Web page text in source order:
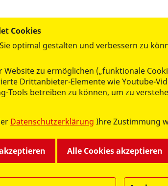
und Krippen
Cookies
optimal gestalten und verbessern zu
zu ermöglichen („funktionale
Drittanbieter-Elemente wie Youtube-
Tools betreiben zu können, um zu
Datenschutzerklärung Ihre Zustimmung
Alle Cookies akzeptieren